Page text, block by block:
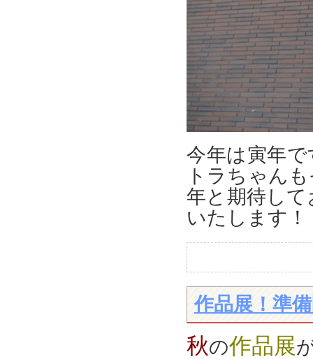
今年は寅年
トラちゃん
年と期待し
いたします！
作品展！準
秋の作品展